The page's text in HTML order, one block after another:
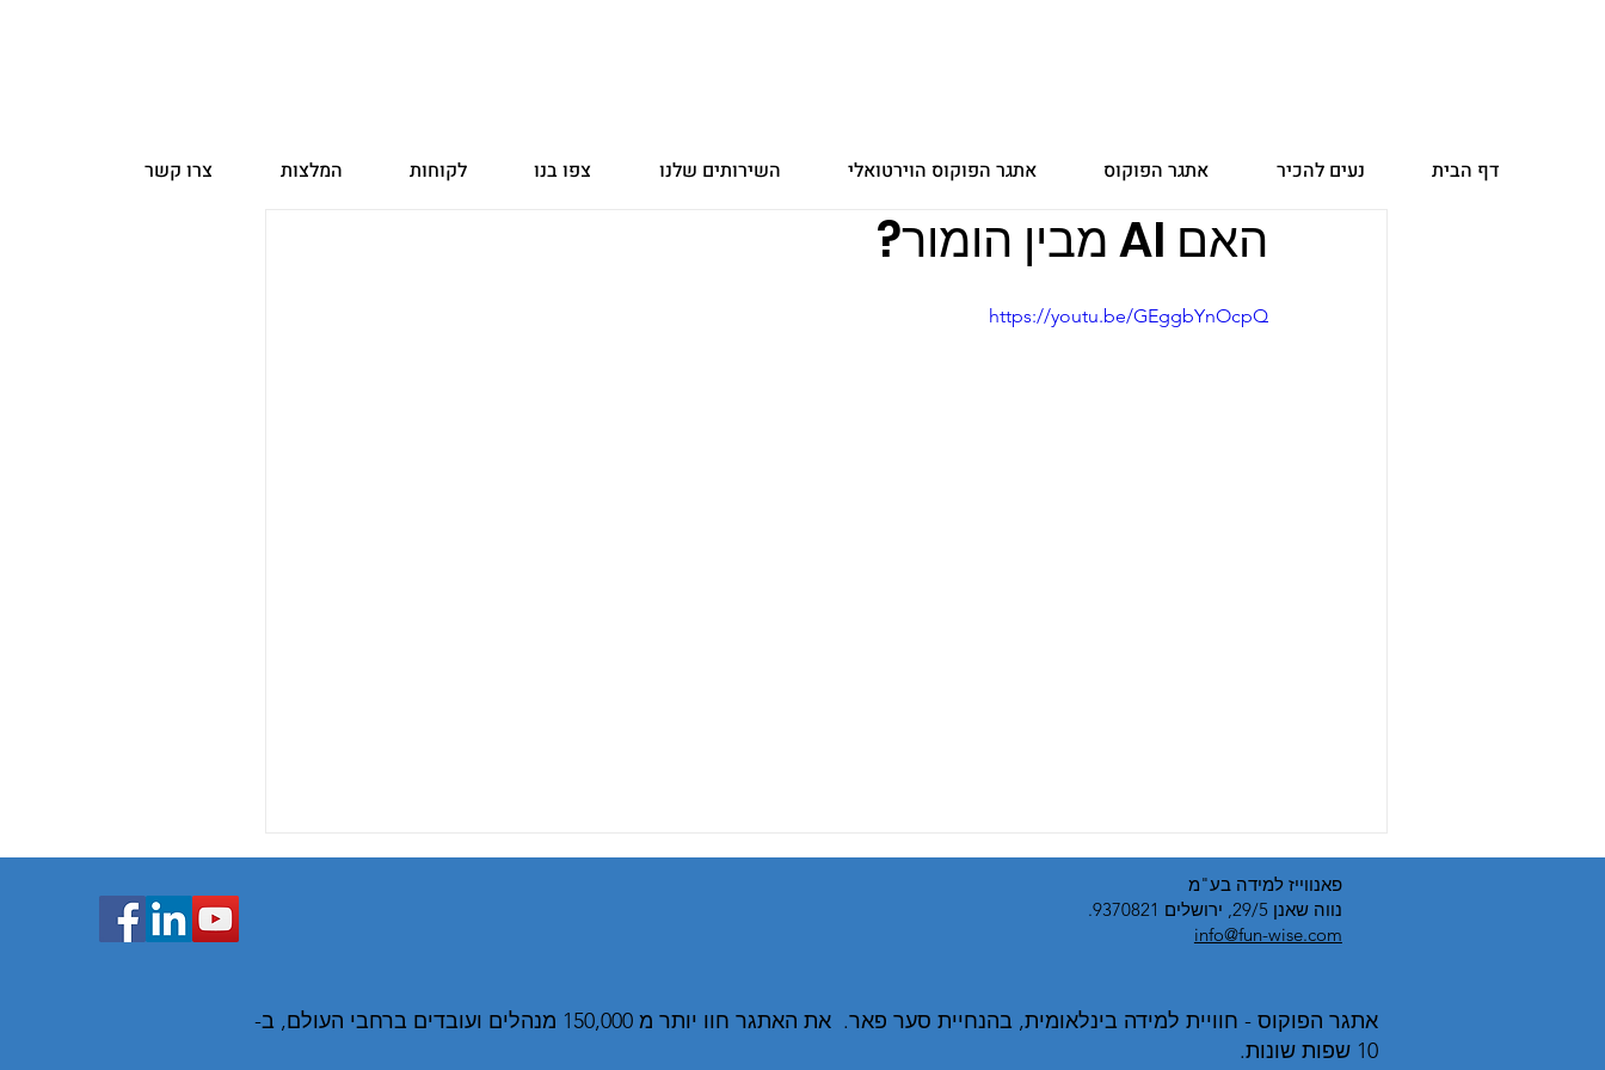
דף הבית נעים להכיר אתגר הפוקוס אתגר הפוקוס הוירטואלי השירותים שלנו צפו בנו לקוחות המלצות צרו קשר
האם AI מבין הומור?
https://youtu.be/GEggbYnOcpQ
פאנווייז למידה בע"מ
נווה שאנן 29/5, ירושלים 9370821.
info@fun-wise.com
אתגר הפוקוס - חוויית למידה בינלאומית, בהנחיית סער פאר. את האתגר חוו יותר מ 150,000 מנהלים ועובדים ברחבי העולם, ב-
10 שפות שונות.